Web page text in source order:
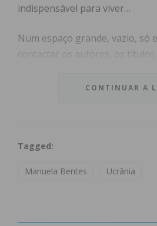
indispensável para viver…
Num espaço grande, vazio, só
contactar os autores, os títulos
em silêncio, esperam os
entusiasmo de aquisição.
confirmamos, ninguém quer
CONTINUAR A
Tagged:
Manuela Bentes Ucrânia